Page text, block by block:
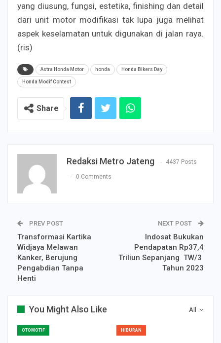
yang diusung, fungsi, estetika, finishing dan detail
dari unit motor modifikasi tak lupa juga melihat
aspek keselamatan untuk digunakan di jalan raya.
(ris)
Astra Honda Motor honda Honda Bikers Day
Honda Modif Contest
Share
Redaksi Metro Jateng 4437 Posts
0 Comments
PREV POST
Transformasi Kartika
Widjaya Melawan
Kanker, Berujung
Pengabdian Tanpa
Henti
NEXT POST
Indosat Bukukan
Pendapatan Rp37,4
Triliun Sepanjang TW/3
Tahun 2023
All
You Might Also Like
OTOMOTIF HIBURAN